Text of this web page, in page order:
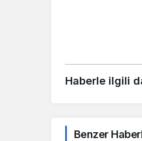
Haberle ilgili
Benzer